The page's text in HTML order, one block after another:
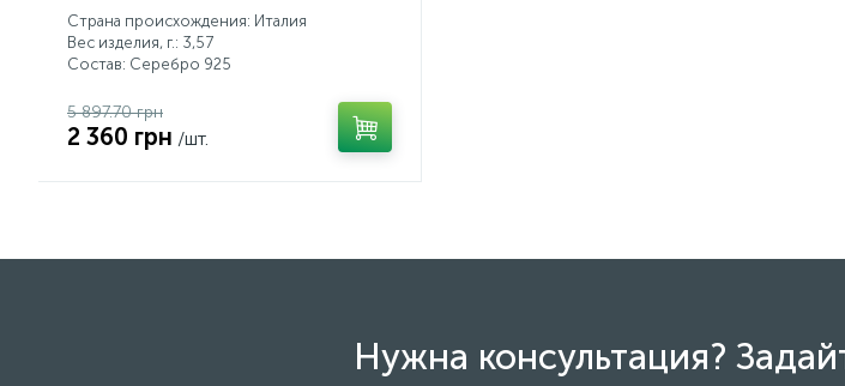
Страна происхождения: Италия
Вес изделия, г.: 3,57
Состав: Серебро 925
5 897.70 грн
2 360 грн /шт.
Нужна консультация?